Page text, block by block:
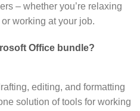
– whether you’re relaxing
working at your job.
Office bundle?
editing, and formatting
solution of tools for working